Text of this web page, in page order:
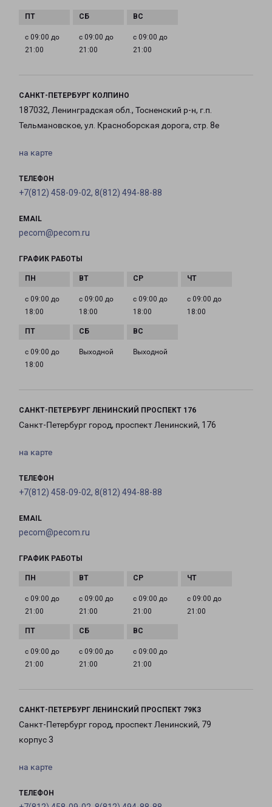
с 09:00 до
21:00
с 09:00 до
21:00
с 09:00 до
21:00
САНКТ-ПЕТЕРБУРГ КОЛПИНО
187032, Ленинградская обл., Тосненский р-н, г.п.
Тельмановское, ул. Красноборская дорога, стр. 8е
на карте
ТЕЛЕФОН
+7(812) 458-09-02, 8(812) 494-88-88
EMAIL
pecom@pecom.ru
ГРАФИК РАБОТЫ
с 09:00 до
18:00
с 09:00 до
18:00
с 09:00 до
18:00
с 09:00 до
18:00
с 09:00 до
18:00
Выходной Выходной
САНКТ-ПЕТЕРБУРГ ЛЕНИНСКИЙ ПРОСПЕКТ 176
Санкт-Петербург город, проспект Ленинский, 176
на карте
ТЕЛЕФОН
+7(812) 458-09-02, 8(812) 494-88-88
EMAIL
pecom@pecom.ru
ГРАФИК РАБОТЫ
с 09:00 до
21:00
с 09:00 до
21:00
с 09:00 до
21:00
с 09:00 до
21:00
с 09:00 до
21:00
с 09:00 до
21:00
с 09:00 до
21:00
САНКТ-ПЕТЕРБУРГ ЛЕНИНСКИЙ ПРОСПЕКТ 79К3
Санкт-Петербург город, проспект Ленинский, 79
корпус 3
на карте
ТЕЛЕФОН